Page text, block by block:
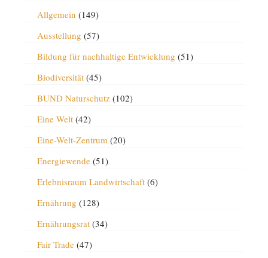
Allgemein (149)
Ausstellung (57)
Bildung für nachhaltige Entwicklung (51)
Biodiversität(45)
BUND Naturschutz(102)
Eine Welt(42)
Eine-Welt-Zentrum (20)
Energiewende(51)
Erlebnisraum Landwirtschaft(6)
Ernährung (128)
Ernährungsrat(34)
Fair Trade(47)